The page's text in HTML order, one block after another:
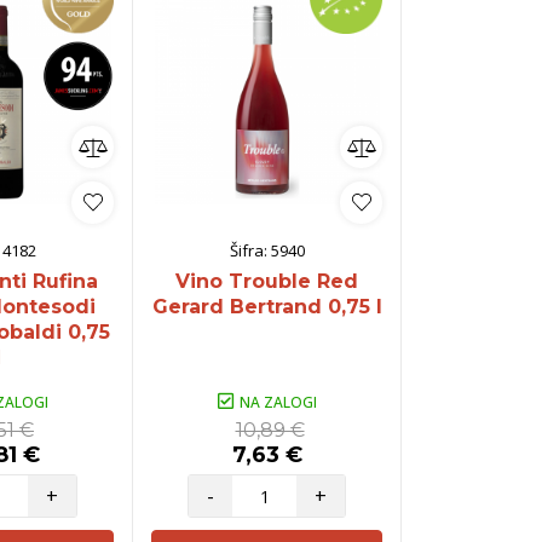
4182
Rufina
0,75
€
€
+
Šifra: 5940
Vino Trouble Red
Gerard Bertrand 0,75 l
NA ZALOGI
10,89 €
7,63 €
-
+